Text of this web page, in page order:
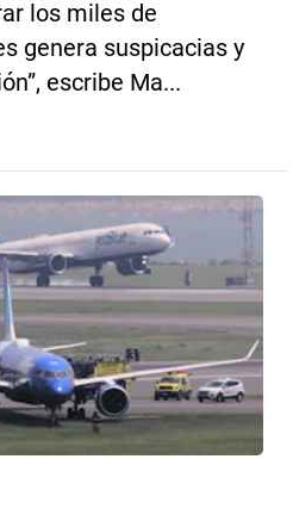
los miles de
genera suspicacias y
escribe Ma...